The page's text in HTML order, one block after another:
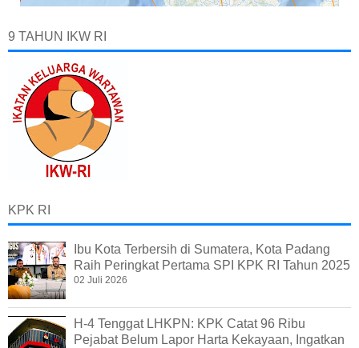
9 TAHUN IKW RI
KPK RI
Ibu Kota Terbersih di Sumatera, Kota Padang
Raih Peringkat Pertama SPI KPK RI Tahun 2025
02 Juli 2026
H-4 Tenggat LHKPN: KPK Catat 96 Ribu
Pejabat Belum Lapor Harta Kekayaan, Ingatkan